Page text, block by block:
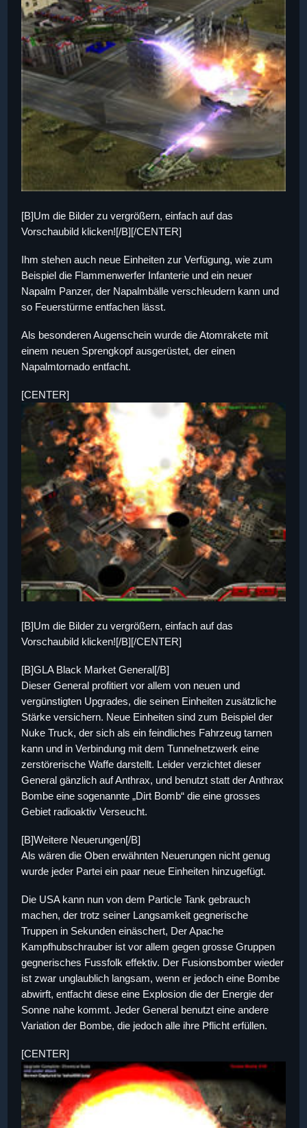
[B]Um die Bilder zu vergrößern, einfach auf das
Vorschaubild klicken![/B][/CENTER]
Ihm stehen auch neue Einheiten zur Verfügung, wie zum
Beispiel die Flammenwerfer Infanterie und ein neuer
Napalm Panzer, der Napalmbälle verschleudern kann und
so Feuerstürme entfachen lässt.
Als besonderen Augenschein wurde die Atomrakete mit
einem neuen Sprengkopf ausgerüstet, der einen
Napalmtornado entfacht.
[CENTER]
[B]Um die Bilder zu vergrößern, einfach auf das
Vorschaubild klicken![/B][/CENTER]
[B]GLA Black Market General[/B]
Dieser General profitiert vor allem von neuen und
vergünstigten Upgrades, die seinen Einheiten zusätzliche
Stärke versichern. Neue Einheiten sind zum Beispiel der
Nuke Truck, der sich als ein feindliches Fahrzeug tarnen
kann und in Verbindung mit dem Tunnelnetzwerk eine
zerstörerische Waffe darstellt. Leider verzichtet dieser
General gänzlich auf Anthrax, und benutzt statt der Anthrax
Bombe eine sogenannte „Dirt Bomb“ die eine grosses
Gebiet radioaktiv Verseucht.
[B]Weitere Neuerungen[/B]
Als wären die Oben erwähnten Neuerungen nicht genug
wurde jeder Partei ein paar neue Einheiten hinzugefügt.
Die USA kann nun von dem Particle Tank gebrauch
machen, der trotz seiner Langsamkeit gegnerische
Truppen in Sekunden einäschert, Der Apache
Kampfhubschrauber ist vor allem gegen grosse Gruppen
gegnerisches Fussfolk effektiv. Der Fusionsbomber wieder
ist zwar unglaublich langsam, wenn er jedoch eine Bombe
abwirft, entfacht diese eine Explosion die der Energie der
Sonne nahe kommt. Jeder General benutzt eine andere
Variation der Bombe, die jedoch alle ihre Pflicht erfüllen.
[CENTER]